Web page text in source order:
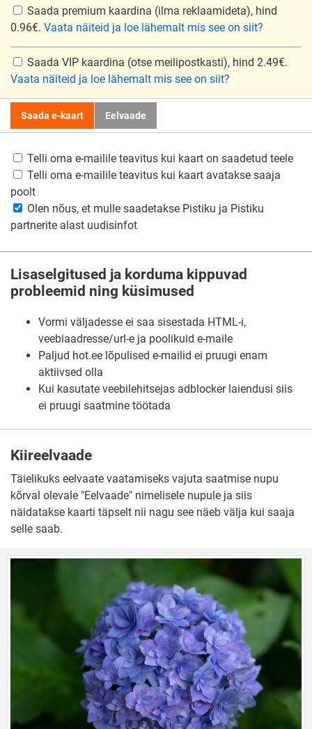
Saada premium kaardina (ilma reklaamideta), hind
0.96€. Vaata näiteid ja loe lähemalt mis see on siit?
Saada VIP kaardina (otse meilipostkasti), hind 2.49€.
Vaata näiteid ja loe lähemalt mis see on siit?
Saada e-kaart Eelvaade
Telli oma e-mailile teavitus kui kaart on saadetud teele
Telli oma e-mailile teavitus kui kaart avatakse saaja
poolt
Olen nõus, et mulle saadetakse Pistiku ja Pistiku
partnerite alast uudisinfot
Lisaselgitused ja korduma kippuvad
probleemid ning küsimused
Vormi väljadesse ei saa sisestada HTML-i,
veebiaadresse/url-e ja poolikuid e-maile
Paljud hot.ee lõpulised e-mailid ei pruugi enam
aktiivsed olla
Kui kasutate veebilehitsejas adblocker laiendusi siis
ei pruugi saatmine töötada
Kiireelvaade
Täielikuks eelvaate vaatamiseks vajuta saatmise nupu
kõrval olevale "Eelvaade" nimelisele nupule ja siis
näidatakse kaarti täpselt nii nagu see näeb välja kui saaja
selle saab.